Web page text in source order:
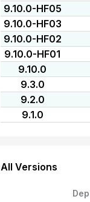
9.10.0-HF05
9.10.0-HF03
9.10.0-HF02
9.10.0-HF01
9.10.0
9.3.0
9.2.0
9.1.0
All Versions